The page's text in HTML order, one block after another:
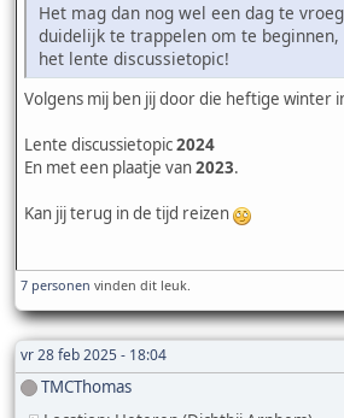
Het mag dan nog wel een dag te
duidelijk te trappelen om te
het lente discussietopic!
Volgens mij ben jij door die heftige winter
Lente discussietopic2024
En met een plaatje van2023.
Kan jij terug in de tijd reizen
7 personen vinden dit leuk.
vr 28 feb 2025 - 18:04
TMCThomas